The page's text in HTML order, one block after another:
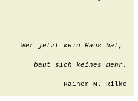
Wer jetzt kein Haus hat,
baut sich keines mehr.
Rainer M. Rilke